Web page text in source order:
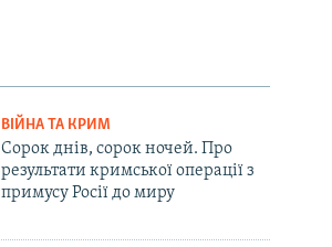
ВІЙНА ТА КРИМ
Сорок днів, сорок ночей. Про
результати кримської операції з
примусу Росії до миру